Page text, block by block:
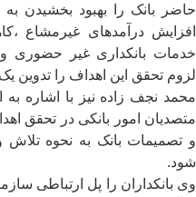
حاضر بانک را بهبود بخشیدن
افزایش درآمدهای غیرمشاع
خدمات بانکداری غیر حضوری
لزوم تحقق این اهداف را تدوین
محمد نجف زاده نیز با اشاره به
متصدیان امور بانکی در تحقق
و‌ تصمیمات بانک به نحوه تلاش
شود.
وی بانکداران را پل ارتباطی